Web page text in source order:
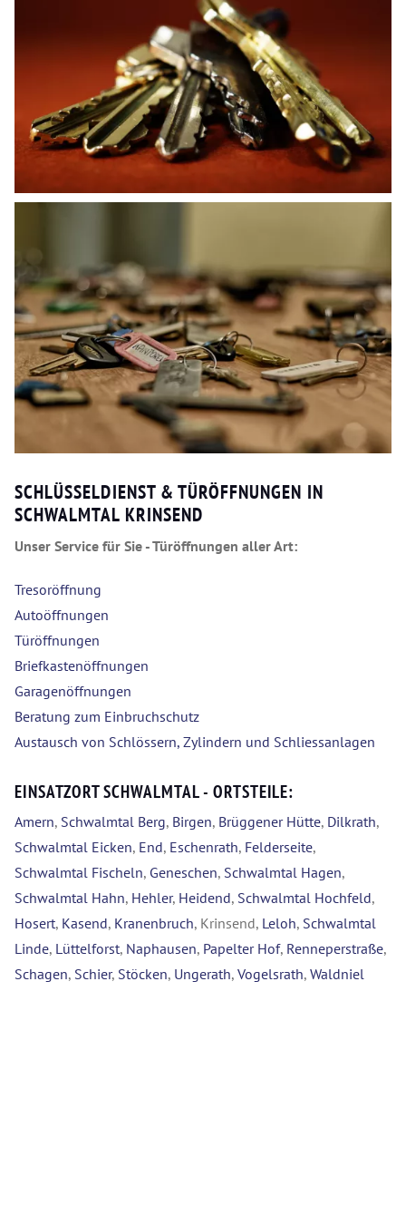
SCHLÜSSELDIENST & TÜRÖFFNUNGEN IN
SCHWALMTAL KRINSEND
Unser Service für Sie - Türöffnungen aller Art:
Tresoröffnung
Autoöffnungen
Türöffnungen
Briefkastenöffnungen
Garagenöffnungen
Beratung zum Einbruchschutz
Austausch von Schlössern, Zylindern und Schliessanlagen
EINSATZORT SCHWALMTAL - ORTSTEILE:
Amern, Schwalmtal Berg, Birgen, Brüggener Hütte, Dilkrath,
Schwalmtal Eicken, End, Eschenrath, Felderseite,
Schwalmtal Fischeln, Geneschen, Schwalmtal Hagen,
Schwalmtal Hahn, Hehler, Heidend, Schwalmtal Hochfeld,
Hosert, Kasend, Kranenbruch, Krinsend, Leloh, Schwalmtal
Linde, Lüttelforst, Naphausen, Papelter Hof, Renneperstraße,
Schagen, Schier, Stöcken, Ungerath, Vogelsrath, Waldniel